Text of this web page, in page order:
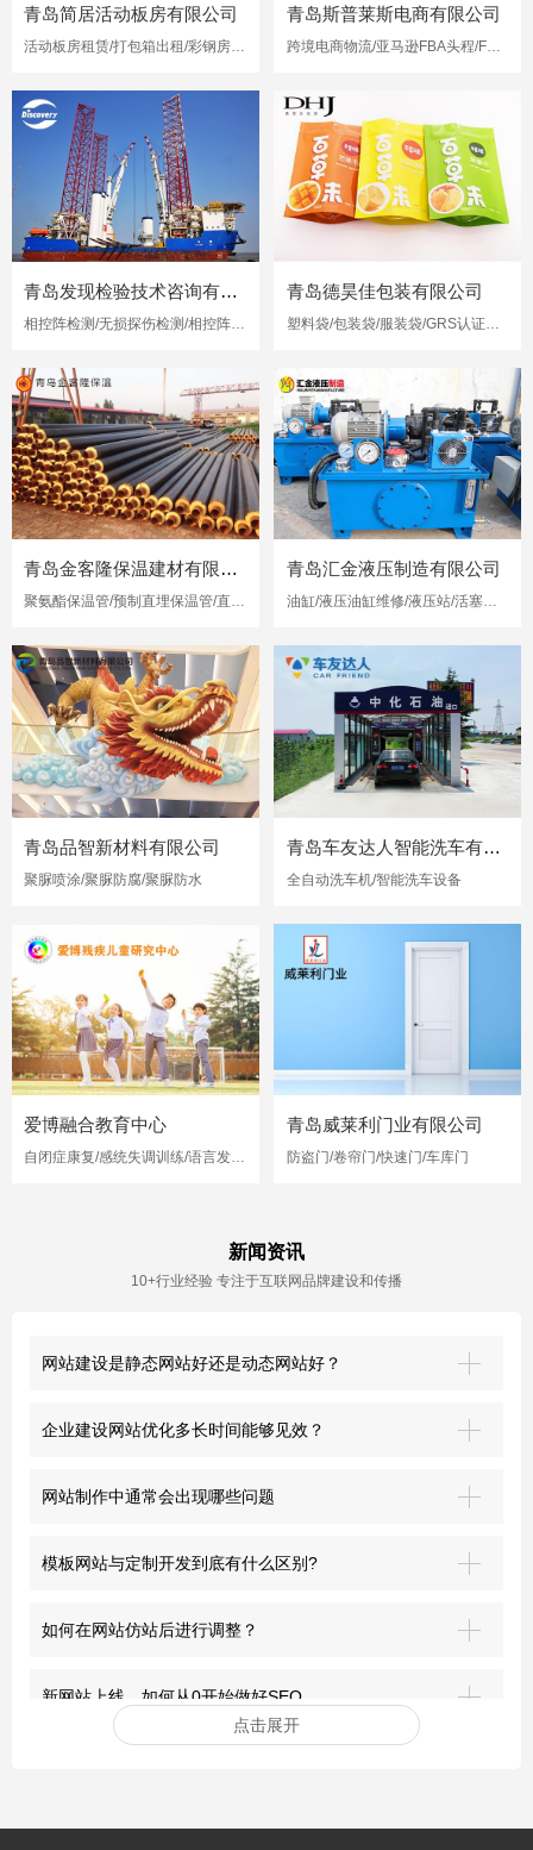
青岛简居活动板房有限公司
活动板房租赁/打包箱出租/彩钢房出租
青岛斯普莱斯电商有限公司
跨境电商物流/亚马逊FBA头程/FBA海运
青岛发现检验技术咨询有限公司
相控阵检测/无损探伤检测/相控阵超声检测
青岛德昊佳包装有限公司
塑料袋/包装袋/服装袋/GRS认证再生塑料袋
青岛金客隆保温建材有限公司
聚氨酯保温管/预制直埋保温管/直埋保温管
青岛汇金液压制造有限公司
油缸/液压油缸维修/液压站/活塞杆修复
青岛品智新材料有限公司
聚脲喷涂/聚脲防腐/聚脲防水
青岛车友达人智能洗车有限公司
全自动洗车机/智能洗车设备
爱博融合教育中心 青岛威莱利门业有限公司
防盗门/卷帘门/快速门/车库门
新闻资讯
10+行业经验 专注于互联网品牌建设和传播
网站建设是静态网站好还是动态网站好？
企业建设网站优化多长时间能够见效？
网站制作中通常会出现哪些问题
模板网站与定制开发到底有什么区别?
如何在网站仿站后进行调整？
新网站上线，如何从0开始做好SEO
突破界限：青岛网站建设的前沿探索
点击展开